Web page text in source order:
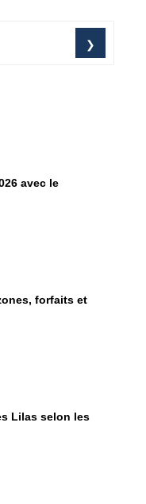
avec le
forfaits et
Lilas selon les